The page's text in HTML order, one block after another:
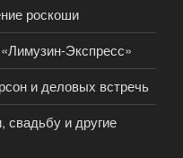
роскоши
Экспресс»
и деловых встречь
свадьбу и другие